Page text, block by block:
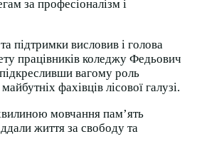
за професіоналізм і
підтримки висловив і голова
працівників коледжу Федьович
вагому роль
фахівців лісової галузі.
мовчання пам’ять
життя за свободу та